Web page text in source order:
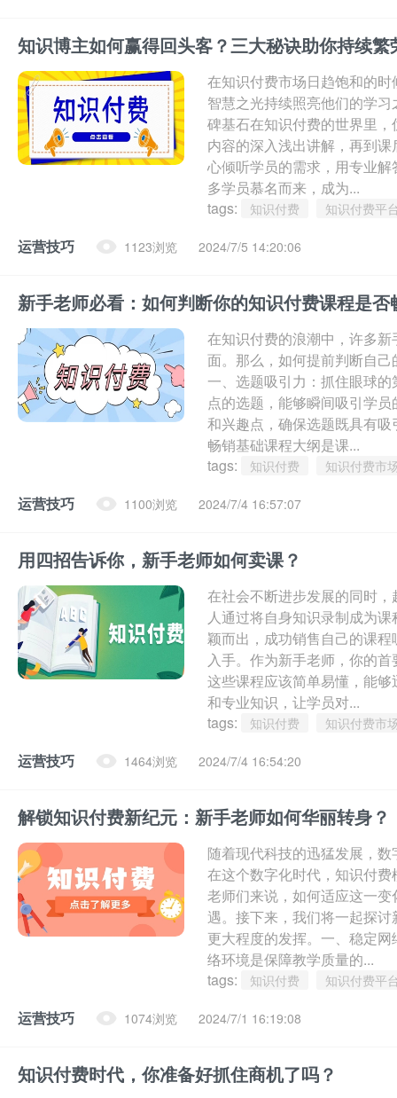
知识博主如何赢得回头客？三大秘诀助你持续繁
在知识付费市场日趋饱和的
智慧之光持续照亮他们的学
碑基石在知识付费的世界里
内容的深入浅出讲解，再到
心倾听学员的需求，用专业
多学员慕名而来，成为...
tags:
知识付费 知识付费平
运营技巧 1123浏览 2024/7/5 14:20:06
新手老师必看：如何判断你的知识付费课程是否
在知识付费的浪潮中，许多
面。那么，如何提前判断自
一、选题吸引力：抓住眼球
点的选题，能够瞬间吸引学
和兴趣点，确保选题既具有
畅销基础课程大纲是课...
tags:
知识付费 知识付费市
运营技巧 1100浏览 2024/7/4 16:57:07
用四招告诉你，新手老师如何卖课？
在社会不断进步发展的同时
人通过将自身知识录制成为
颖而出，成功销售自己的课
入手。作为新手老师，你的
这些课程应该简单易懂，能
和专业知识，让学员对...
tags:
知识付费 知识付费市
运营技巧 1464浏览 2024/7/4 16:54:20
解锁知识付费新纪元：新手老师如何华丽转身？
随着现代科技的迅猛发展，
在这个数字化时代，知识付
老师们来说，如何适应这一
遇。接下来，我们将一起探
更大程度的发挥。一、稳定
络环境是保障教学质量的...
tags:
知识付费 知识付费平
运营技巧 1074浏览 2024/7/1 16:19:08
知识付费时代，你准备好抓住商机了吗？